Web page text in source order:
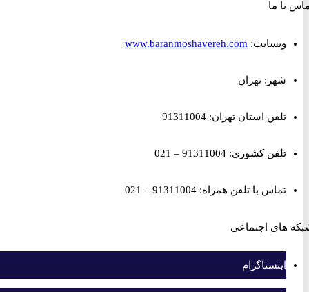
ما
وبسایت:www.baranmoshavereh.com
شهر: تهران
تلفن استان تهران: 91311004
تلفن کشوری: 91311004 – 021
تماس با تلفن همراه: 91311004 – 021
اجتماعی
اینستاگرام